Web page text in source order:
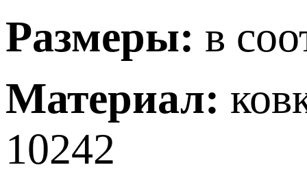
Размеры: в
Материал:
10242